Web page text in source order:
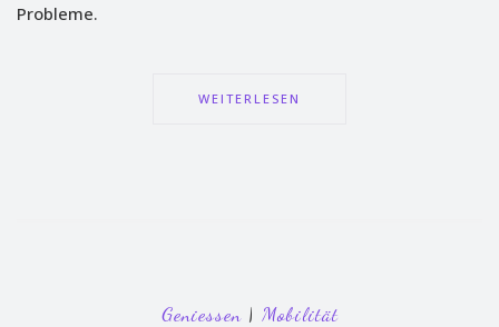
Probleme.
WEITERLESEN
Geniessen| Mobilität